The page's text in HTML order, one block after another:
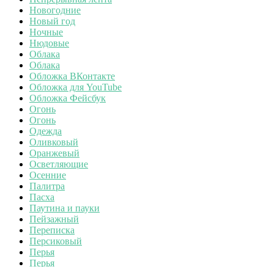
Новогодние
Новый год
Ночные
Нюдовые
Облака
Облака
Обложка ВКонтакте
Обложка для YouTube
Обложка Фейсбук
Огонь
Огонь
Одежда
Оливковый
Оранжевый
Осветляющие
Осенние
Палитра
Пасха
Паутина и пауки
Пейзажный
Переписка
Персиковый
Перья
Перья